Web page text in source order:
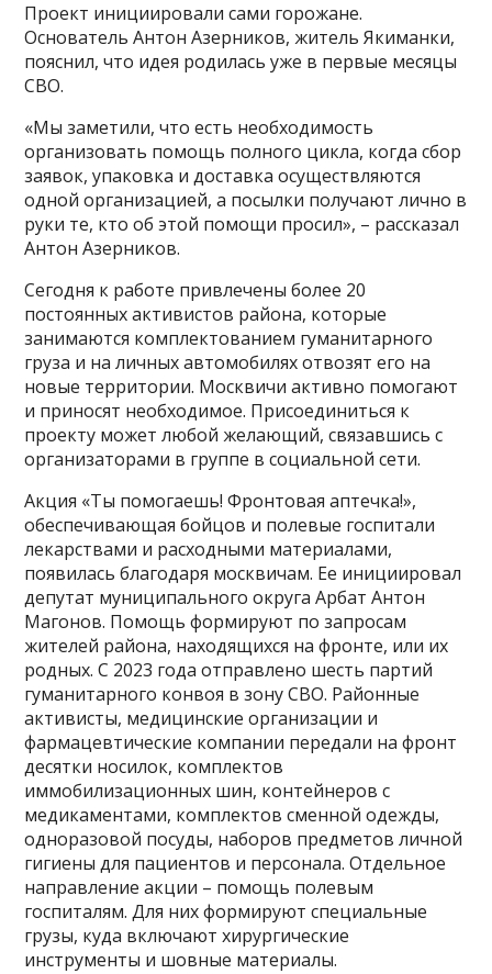
Проект инициировали сами горожане.
Основатель Антон Азерников, житель Якиманки,
пояснил, что идея родилась уже в первые месяцы
СВО.
«Мы заметили, что есть необходимость
организовать помощь полного цикла, когда сбор
заявок, упаковка и доставка осуществляются
одной организацией, а посылки получают лично в
руки те, кто об этой помощи просил», – рассказал
Антон Азерников.
Сегодня к работе привлечены более 20
постоянных активистов района, которые
занимаются комплектованием гуманитарного
груза и на личных автомобилях отвозят его на
новые территории. Москвичи активно помогают
и приносят необходимое. Присоединиться к
проекту может любой желающий, связавшись с
организаторами в группе в социальной сети.
Акция «Ты помогаешь! Фронтовая аптечка!»,
обеспечивающая бойцов и полевые госпитали
лекарствами и расходными материалами,
появилась благодаря москвичам. Ее инициировал
депутат муниципального округа Арбат Антон
Магонов. Помощь формируют по запросам
жителей района, находящихся на фронте, или их
родных. С 2023 года отправлено шесть партий
гуманитарного конвоя в зону СВО. Районные
активисты, медицинские организации и
фармацевтические компании передали на фронт
десятки носилок, комплектов
иммобилизационных шин, контейнеров с
медикаментами, комплектов сменной одежды,
одноразовой посуды, наборов предметов личной
гигиены для пациентов и персонала. Отдельное
направление акции – помощь полевым
госпиталям. Для них формируют специальные
грузы, куда включают хирургические
инструменты и шовные материалы.